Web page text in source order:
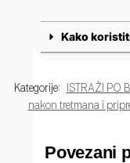
Kako
Kategorije: ISTRAŽI PO
nakon tretmana i
Povezani